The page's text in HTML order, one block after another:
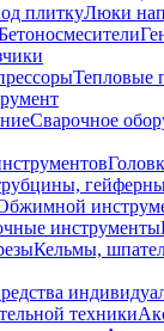
плиткуЛюки
Тепловые
Сварочное
инструменты
Кельмы,
техники